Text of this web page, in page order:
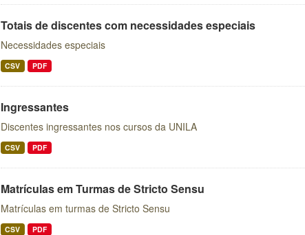
Totais de discentes com necessidades especiais
Necessidades especiais
CSV PDF
Ingressantes
Discentes ingressantes nos cursos da UNILA
CSV PDF
Matrículas em Turmas de Stricto Sensu
Matrículas em turmas de Stricto Sensu
CSV PDF